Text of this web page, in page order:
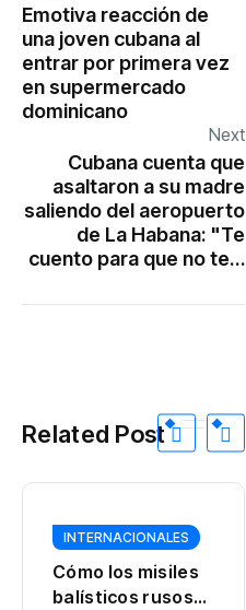
Emotiva reacción de
una joven cubana al
entrar por primera vez
en supermercado
dominicano
Next
Cubana cuenta que
asaltaron a su madre
saliendo del aeropuerto
de La Habana: "Te
cuento para que no te…
Related Post
INTERNACIONALES
Cómo los misiles
balísticos rusos